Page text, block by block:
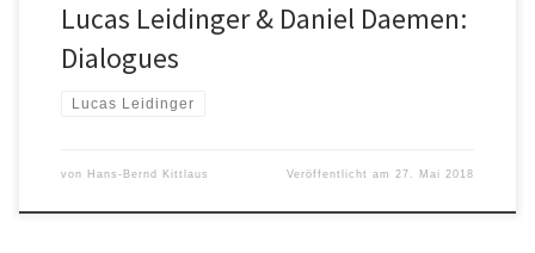
Lucas Leidinger & Daniel Daemen:
Dialogues
Lucas Leidinger
von Hans-Bernd Kittlaus Veröffentlicht am27. Mai 2018